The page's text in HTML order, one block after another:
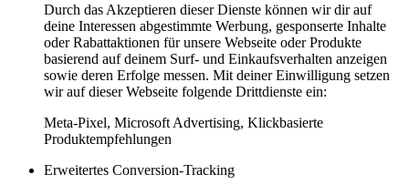
Durch das Akzeptieren dieser Dienste können wir dir auf
deine Interessen abgestimmte Werbung, gesponserte Inhalte
oder Rabattaktionen für unsere Webseite oder Produkte
basierend auf deinem Surf- und Einkaufsverhalten anzeigen
sowie deren Erfolge messen. Mit deiner Einwilligung setzen
wir auf dieser Webseite folgende Drittdienste ein:
Meta-Pixel, Microsoft Advertising, Klickbasierte
Produktempfehlungen
Erweitertes Conversion-Tracking